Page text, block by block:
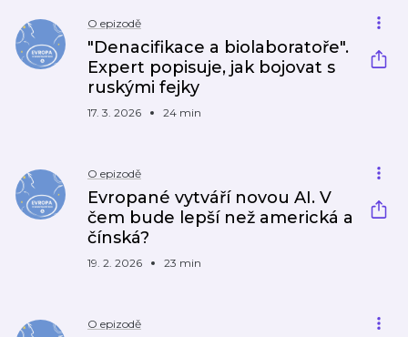
O epizodě
"Denacifikace a biolaboratoře".
Expert popisuje, jak bojovat s
ruskými fejky
17. 3. 2026 24 min
O epizodě
Evropané vytváří novou AI. V
čem bude lepší než americká a
čínská?
19. 2. 2026 23 min
O epizodě